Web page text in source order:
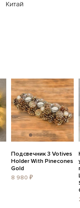
Китай
Подсвечник 3 Votives
Holder With Pinecones
Gold
8 980 ₽